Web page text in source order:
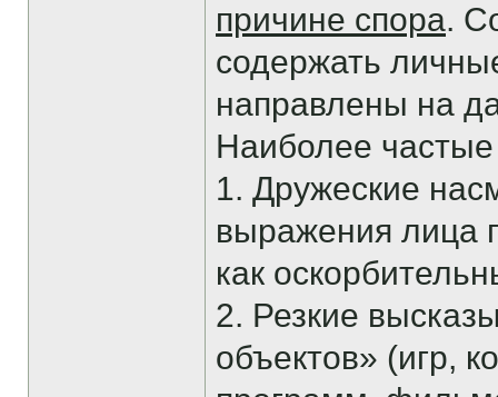
причине спора.
содержать
направлены на
Наиболее
1. Дружеские
выражения лица
как
2. Резкие
объектов» (игр,